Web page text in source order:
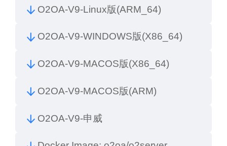
O2OA-V9-Linux版(ARM_64)
O2OA-V9-WINDOWS版(X86_64)
O2OA-V9-MACOS版(X86_64)
O2OA-V9-MACOS版(ARM)
O2OA-V9-申威